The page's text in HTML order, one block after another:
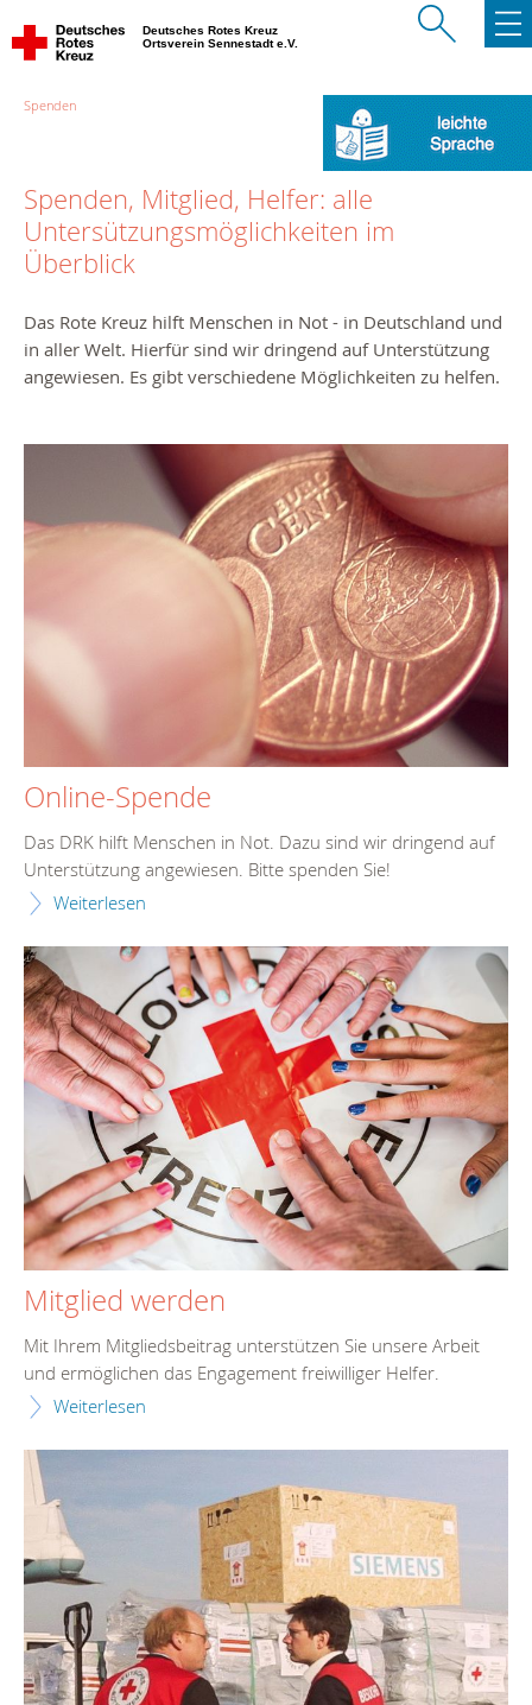
Deutsches Rotes Kreuz
Ortsverein Sennestadt e.V.
Spenden
Spenden, Mitglied, Helfer: alle
Untersützungsmöglichkeiten im
Überblick
Das Rote Kreuz hilft Menschen in Not - in Deutschland und
in aller Welt. Hierfür sind wir dringend auf Unterstützung
angewiesen. Es gibt verschiedene Möglichkeiten zu helfen.
Online-Spende
Das DRK hilft Menschen in Not. Dazu sind wir dringend auf
Unterstützung angewiesen. Bitte spenden Sie!
Weiterlesen
Mitglied werden
Mit Ihrem Mitgliedsbeitrag unterstützen Sie unsere Arbeit
und ermöglichen das Engagement freiwilliger Helfer.
Weiterlesen